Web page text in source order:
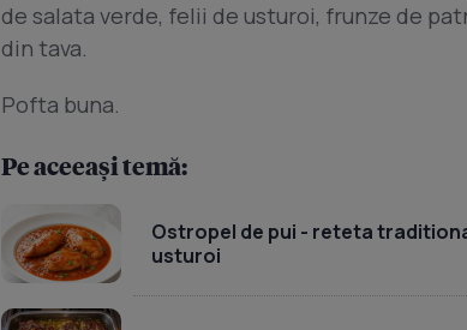
de salata verde, felii de usturoi, frunze de
din tava.
Pofta buna.
Pe aceeași temă:
Ostropel de pui - reteta
usturoi